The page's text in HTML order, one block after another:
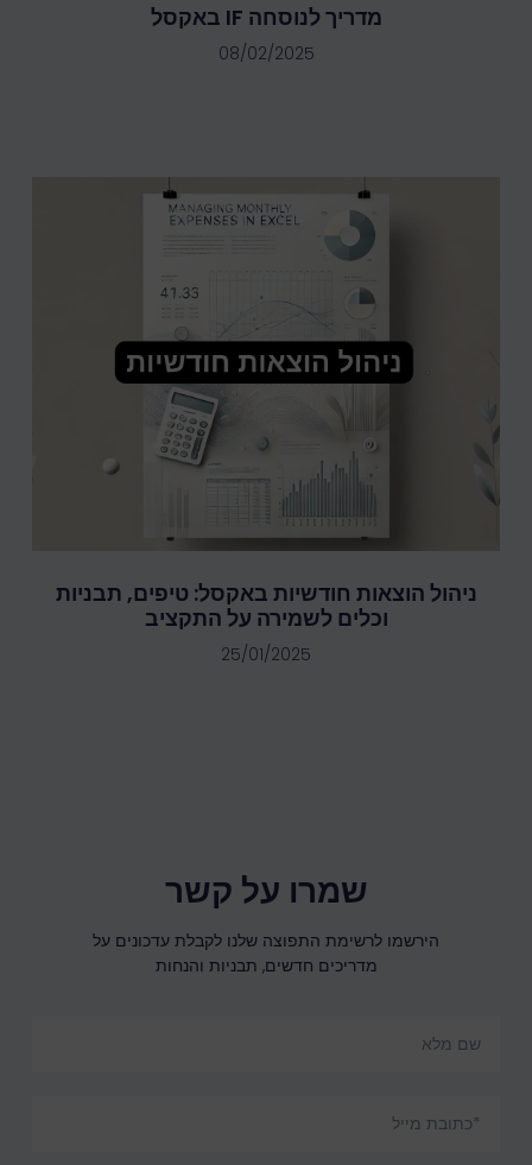
מדריך לנוסחה IF באקסל
08/02/2025
ניהול הוצאות חודשיות באקסל: טיפים, תבניות
וכלים לשמירה על התקציב
25/01/2025
שמרו על קשר
הירשמו לרשימת התפוצה שלנו לקבלת עדכונים על
מדריכים חדשים, תבניות והנחות